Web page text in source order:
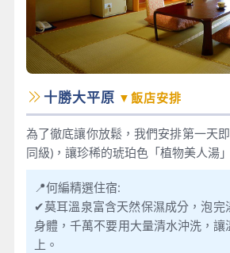
十勝大平原 ▼飯店安排
為了徹底讓你放鬆，我們安排第一天
同級)，讓珍稀的琥珀色「植物美人湯
📍何編精選住宿:
✔莫耳溫泉富含天然保濕成分，泡完
身體，千萬不要用大量清水沖洗，讓
上。